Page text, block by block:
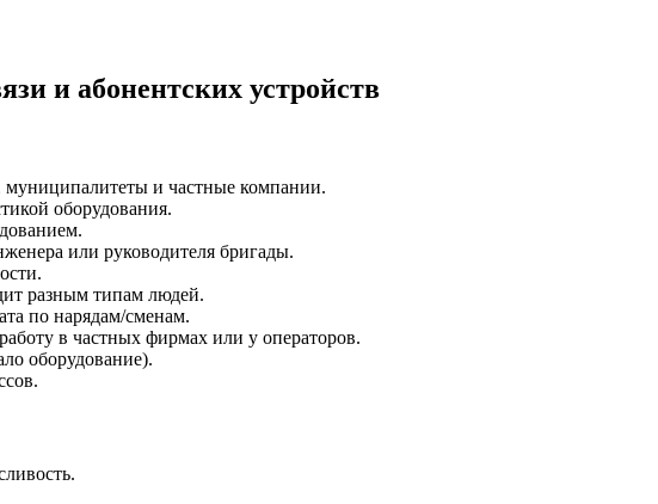
и абонентских устройств
и частные компании.
оборудования.
или руководителя бригады.
разным типам людей.
по нарядам/сменам.
в частных фирмах или у операторов.
оборудование).